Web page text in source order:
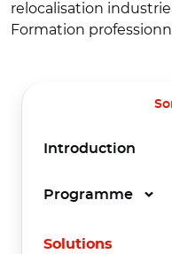
relocalisation
Formation
Introduction
Programme
Solutions